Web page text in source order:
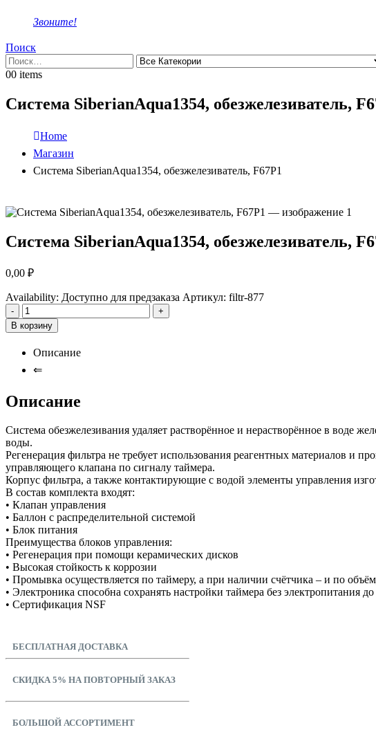
Звоните!
Поиск
00 items
Система SiberianAqua1354, обезжелезиватель,
Home
Магазин
Система SiberianAqua1354, обезжелезиватель, F67P1
Система SiberianAqua1354, обезжелезиватель,
0,00 ₽
Availability: Доступно для предзаказа Артикул: filtr-877
-
+
В корзину
Описание
⇐
Описание
Система обезжелезивания удаляет растворённое и нерастворённое в воде
воды.
Регенерация фильтра не требует использования реагентных материалов и
управляющего клапана по сигналу таймера.
Корпус фильтра, а также контактирующие с водой элементы управления
В состав комплекта входят:
• Клапан управления
• Баллон с распределительной системой
• Блок питания
Преимущества блоков управления:
• Регенерация при помощи керамических дисков
• Высокая стойкость к коррозии
• Промывка осуществляется по таймеру, а при наличии счётчика – и по
• Электроника способна сохранять настройки таймера без электропитания до
• Сертификация NSF
БЕСПЛАТНАЯ ДОСТАВКА
СКИДКА 5% НА ПОВТОРНЫЙ ЗАКАЗ
БОЛЬШОЙ АССОРТИМЕНТ